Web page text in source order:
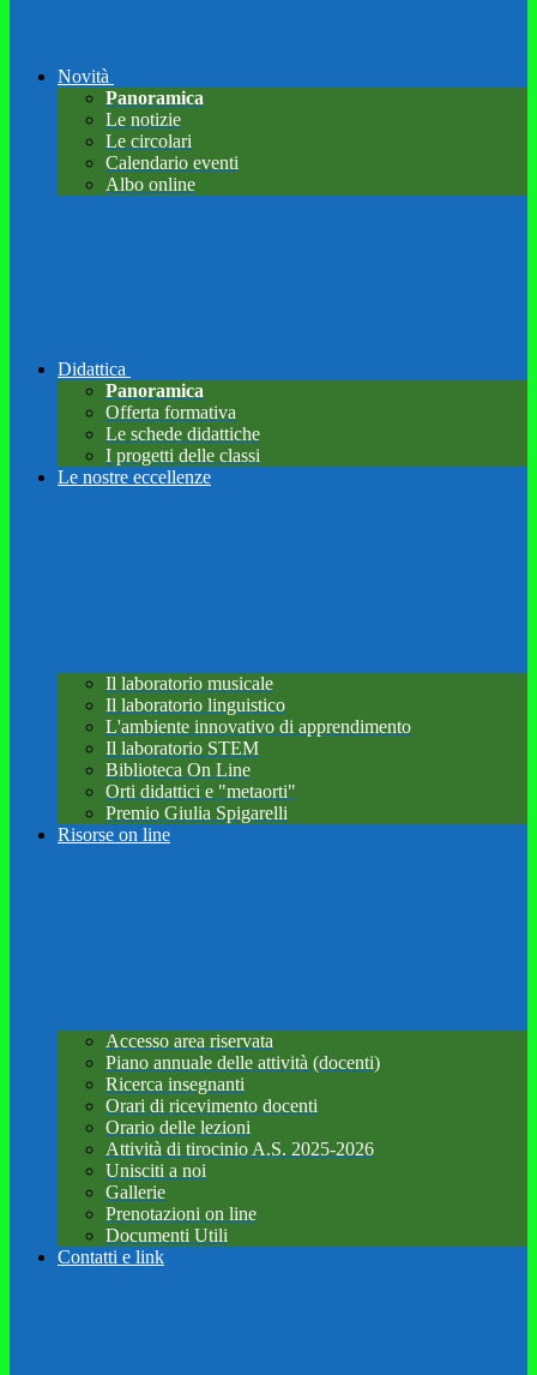
Novità
Panoramica
Le notizie
Le circolari
Calendario eventi
Albo online
Didattica
Panoramica
Offerta formativa
Le schede didattiche
I progetti delle classi
Le nostre eccellenze
Il laboratorio musicale
Il laboratorio linguistico
L'ambiente innovativo di apprendimento
Il laboratorio STEM
Biblioteca On Line
Orti didattici e "metaorti"
Premio Giulia Spigarelli
Risorse on line
Accesso area riservata
Piano annuale delle attività (docenti)
Ricerca insegnanti
Orari di ricevimento docenti
Orario delle lezioni
Attività di tirocinio A.S. 2025-2026
Unisciti a noi
Gallerie
Prenotazioni on line
Documenti Utili
Contatti e link